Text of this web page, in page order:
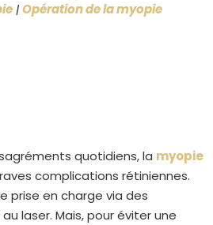
|Opération de la myopie
quotidiens, la myopie
complications rétiniennes.
prise en charge via des
laser. Mais, pour éviter une